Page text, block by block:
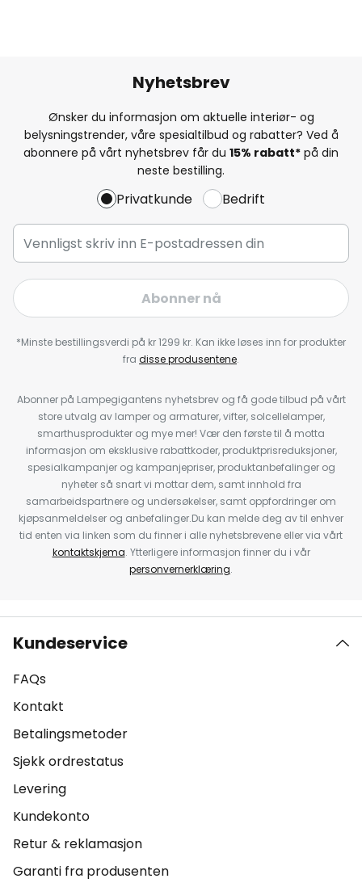
Nyhetsbrev
Ønsker du informasjon om aktuelle interiør- og
belysningstrender, våre spesialtilbud og rabatter? Ved å
abonnere på vårt nyhetsbrev får du 15% rabatt* på din
neste bestilling.
Privatkunde Bedrift
Abonner nå
*Minste bestillingsverdi på kr 1299 kr. Kan ikke løses inn for produkter
fra disse produsentene.
Abonner på Lampegigantens nyhetsbrev og få gode tilbud på vårt
store utvalg av lamper og armaturer, vifter, solcellelamper,
smarthusprodukter og mye mer! Vær den første til å motta
informasjon om eksklusive rabattkoder, produktprisreduksjoner,
spesialkampanjer og kampanjepriser, produktanbefalinger og
nyheter så snart vi mottar dem, samt innhold fra
samarbeidspartnere og undersøkelser, samt oppfordringer om
kjøpsanmeldelser og anbefalinger.Du kan melde deg av til enhver
tid enten via linken som du finner i alle nyhetsbrevene eller via vårt
kontaktskjema. Ytterligere informasjon finner du i vår
personvernerklæring.
Kundeservice
FAQs
Kontakt
Betalingsmetoder
Sjekk ordrestatus
Levering
Kundekonto
Retur & reklamasjon
Garanti fra produsenten